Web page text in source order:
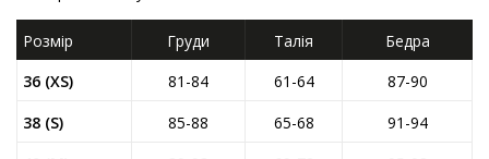
Розмір Груди Талія
Бедра
36 (XS)
81-84 61-64
87-90
38 (S)
85-88 65-68
91-94